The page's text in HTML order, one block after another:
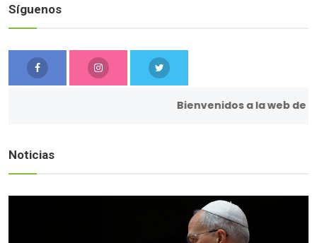
Síguenos
Bienvenidos a la web de la
Noticias